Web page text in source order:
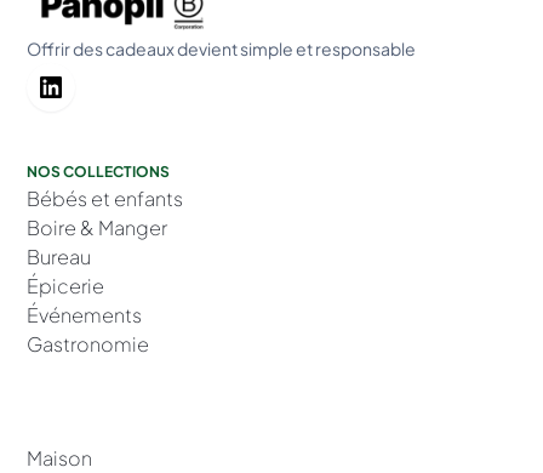
Offrir des cadeaux devient simple et responsable
NOS COLLECTIONS
Bébés et enfants
Boire & Manger
Bureau
Épicerie
Événements
Gastronomie
Maison